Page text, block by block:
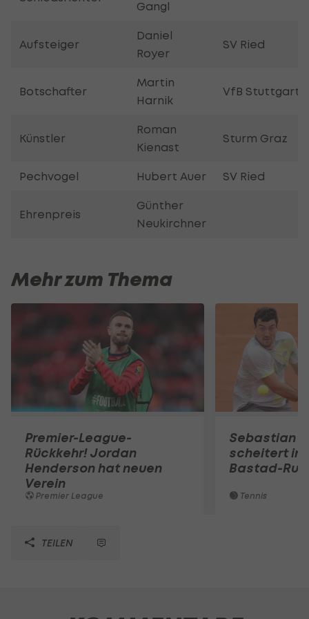
Gangl
Aufsteiger
Daniel
Royer
SV Ried
Botschafter
Martin
Harnik
VfB Stuttgart
Künstler
Roman
Kienast
Sturm Graz
Pechvogel Hubert Auer SV Ried
Ehrenpreis
Günther
Neukirchner
Mehr zum Thema
Premier-League-
Rückkehr! Jordan
Henderson hat neuen
Verein
Premier League
Sebastian
scheitert in
Bastad-
Tennis
TEILEN